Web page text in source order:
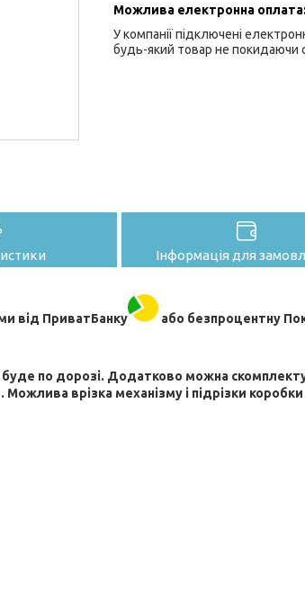
У компанії підключені
будь-який товар не покидаючи
Інформація для
від ПриватБанку або безпроцентну
по дорозі. Додатково можна
Можлива врізка механізму і підрізки коробки